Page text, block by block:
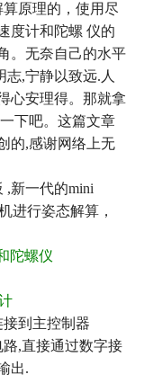
原理的，使用尽
度计和陀螺 仪的
。无奈自己的水平
志,宁静以致远. 人
心安理得。那就拿
下吧。这篇文章
的,感谢网络上无
,新一代的mini
进行姿态解算，
陀螺仪
接到主控制器
路,直接通过数字接
出.